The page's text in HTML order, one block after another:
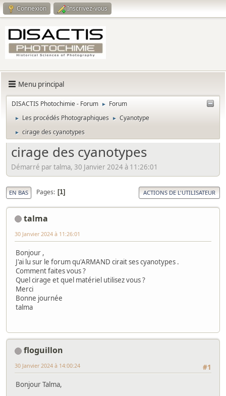
Connexion Inscrivez-vous
Menu principal
DISACTIS Photochimie - Forum ► Forum
► Les procédés Photographiques ► Cyanotype
► cirage des cyanotypes
cirage des cyanotypes
Démarré par talma, 30 Janvier 2024 à 11:26:01
EN BAS Pages 1 ACTIONS DE L'UTILISATEUR
talma
30 Janvier 2024 à 11:26:01
Bonjour ,
J'ai lu sur le forum qu'ARMAND cirait ses cyanotypes .
Comment faites vous ?
Quel cirage et quel matériel utilisez vous ?
Merci
Bonne journée
talma
floguillon
#1
30 Janvier 2024 à 14:00:24
Bonjour Talma,